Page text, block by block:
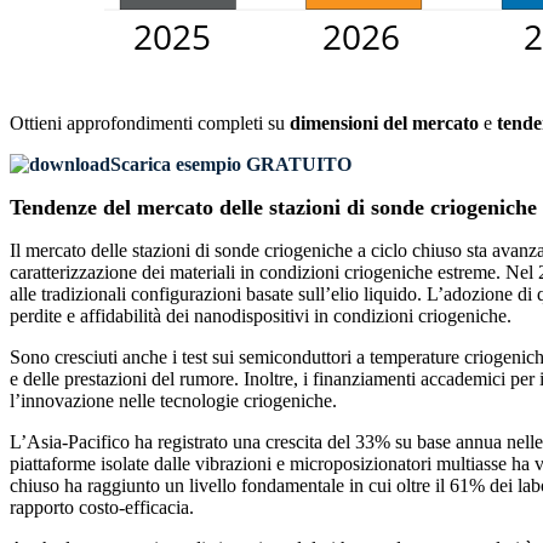
Ottieni approfondimenti completi su dimensioni del mercato e
Scarica esempio GRATUITO
Tendenze del mercato delle stazioni di sonde
Il mercato delle stazioni di sonde criogeniche a ciclo chiuso sta
caratterizzazione dei materiali in condizioni criogeniche estreme.
alle tradizionali configurazioni basate sull’elio liquido. L’adozione di
perdite e affidabilità dei nanodispositivi in ​​condizioni criogeniche.
Sono cresciuti anche i test sui semiconduttori a temperature
e delle prestazioni del rumore. Inoltre, i finanziamenti accademici
l’innovazione nelle tecnologie criogeniche.
L’Asia-Pacifico ha registrato una crescita del 33% su base annua
piattaforme isolate dalle vibrazioni e microposizionatori multiasse
chiuso ha raggiunto un livello fondamentale in cui oltre il 61% dei
rapporto costo-efficacia.